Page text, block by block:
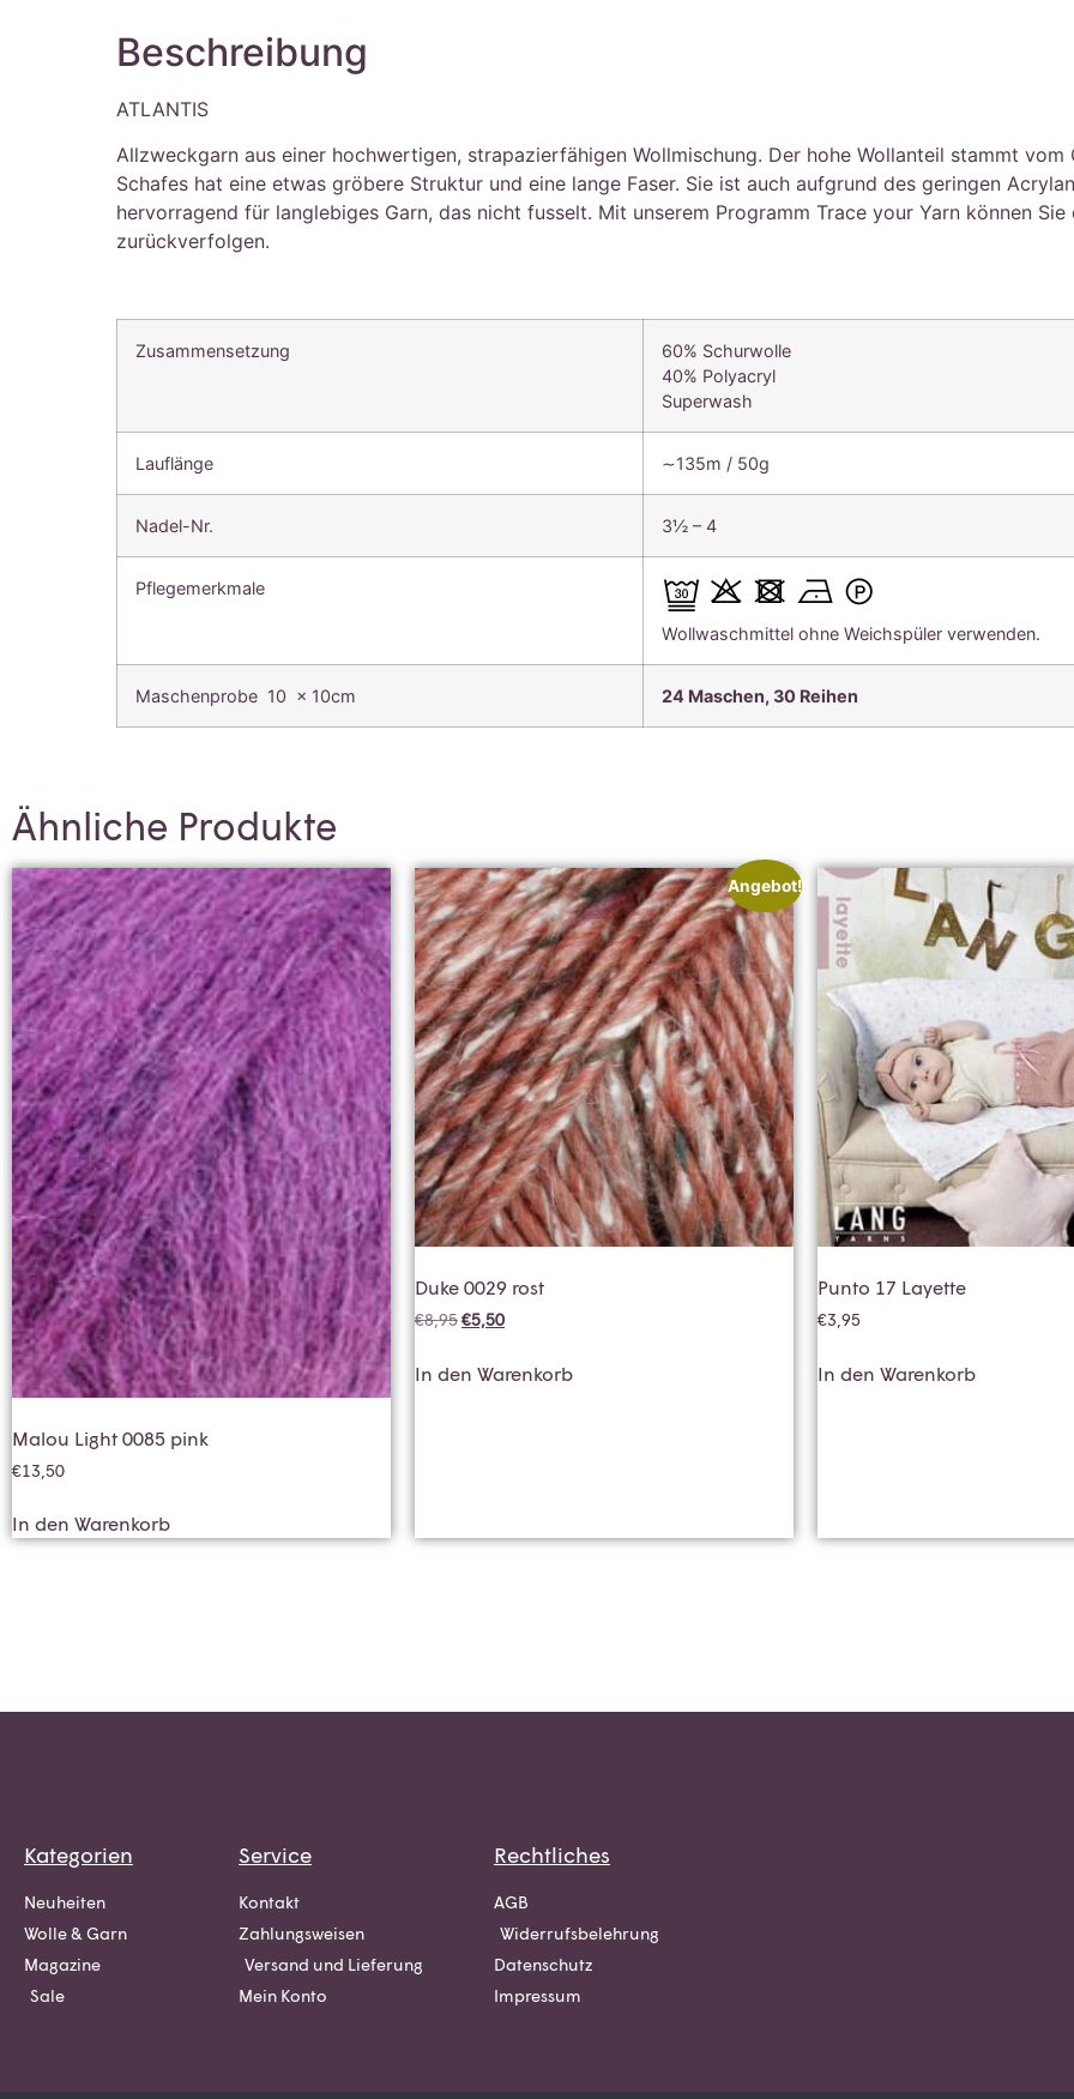
Beschreibung
ATLANTIS
Allzweckgarn aus einer hochwertigen, strapazierfähigen Wollmischung. Der hohe Wollanteil stammt
Schafes hat eine etwas gröbere Struktur und eine lange Faser. Sie ist auch aufgrund des geringen
hervorragend für langlebiges Garn, das nicht fusselt. Mit unserem Programm Trace your Yarn können
zurückverfolgen.
Zusammensetzung
60% Schurwolle
40% Polyacryl
Superwash
Lauflänge ∼135m / 50g
Nadel-Nr. 3½ – 4
Pflegemerkmale
Wollwaschmittel ohne Weichspüler verwenden.
Maschenprobe 10 x 10cm 24 Maschen, 30 Reihen
Ähnliche Produkte
Malou Light 0085 pink
€13,50
In den Warenkorb
Angebot!
Duke 0029 rost
€8,95€5,50
In den Warenkorb
Punto 17 Layette
€3,95
In den Warenkorb
Kategorien
Neuheiten
Wolle & Garn
Magazine
Sale
Service
Kontakt
Zahlungsweisen
Versand und Lieferung
Mein Konto
Rechtliches
AGB
Widerrufsbelehrung
Datenschutz
Impressum